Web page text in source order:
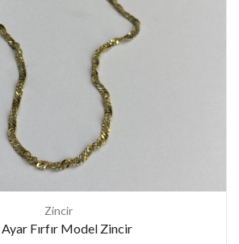
Zincir
Fırfır Model Zincir